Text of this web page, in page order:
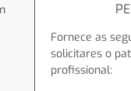
Fornece as
solicitares o
profissional: